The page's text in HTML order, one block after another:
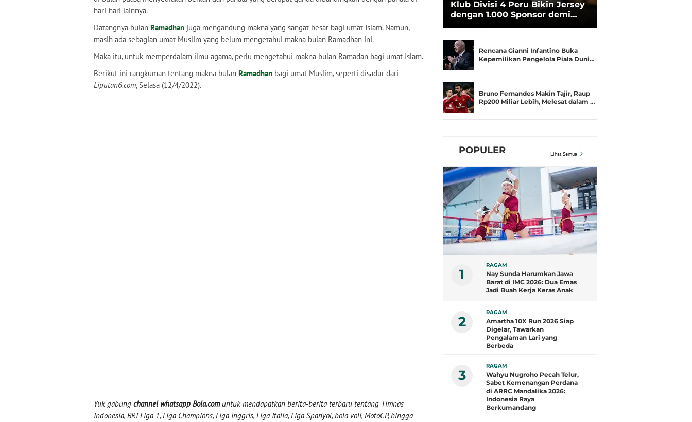
hari-hari lainnya.
Datangnya bulan Ramadhan juga mengandung makna yang sangat besar bagi umat Islam. Namun,
masih ada sebagian umat Muslim yang belum mengetahui makna bulan Ramadhan ini.
Maka itu, untuk memperdalam ilmu agama, perlu mengetahui makna bulan Ramadan bagi umat Islam.
Berikut ini rangkuman tentang makna bulan Ramadhan bagi umat Muslim, seperti disadur dari
Liputan6.com, Selasa (12/4/2022).
Yuk gabung channel whatsapp Bola.comuntuk mendapatkan berita-berita terbaru tentang Timnas
Indonesia, BRI Liga 1, Liga Champions, Liga Inggris, Liga Italia, Liga Spanyol, bola voli, MotoGP, hingga
Klub Divisi 4 Peru Bikin Jersey
dengan 1.000 Sponsor demi
Rencana Gianni Infantino Buka
Kepemilikan Pengelola Piala Duni…
Bruno Fernandes Makin Tajir, Raup
Rp200 Miliar Lebih, Melesat dalam …
POPULER Lihat Semua
1
RAGAM
Nay Sunda Harumkan Jawa
Barat di IMC 2026: Dua Emas
Jadi Buah Kerja Keras Anak
2
RAGAM
Amartha 10X Run 2026 Siap
Digelar, Tawarkan
Pengalaman Lari yang
Berbeda
3
RAGAM
Wahyu Nugroho Pecah Telur,
Sabet Kemenangan Perdana
di ARRC Mandalika 2026:
Indonesia Raya
Berkumandang